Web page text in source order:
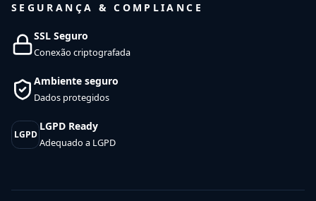
SEGURANÇA & COMPLIANCE
SSL Seguro
Conexão criptografada
Ambiente seguro
Dados protegidos
LGPD
LGPD Ready
Adequado a LGPD